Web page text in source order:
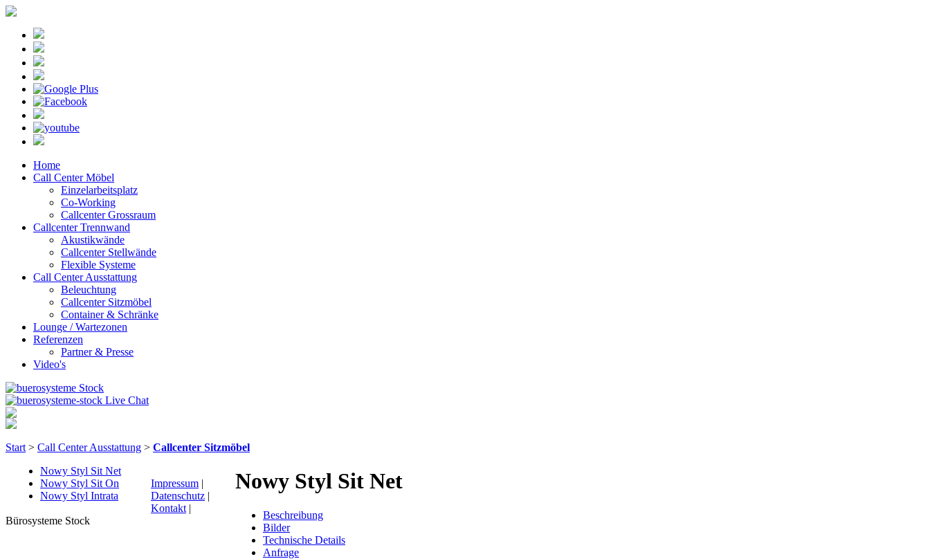
Home
Call Center Möbel
Einzelarbeitsplatz
Co-Working
Callcenter Grossraum
Callcenter Trennwand
Akustikwände
Callcenter Stellwände
Flexible Systeme
Call Center Ausstattung
Beleuchtung
Callcenter Sitzmöbel
Container & Schränke
Lounge / Wartezonen
Referenzen
Partner & Presse
Video's
Start > Call Center Ausstattung > Callcenter Sitzmöbel
Nowy Styl Sit Net
Nowy Styl Sit On
Nowy Styl Intrata
Nowy Styl Sit Net
Beschreibung
Bilder
Technische Details
Anfrage
Impressum |
Datenschutz |
Kontakt |
Bürosysteme Stock